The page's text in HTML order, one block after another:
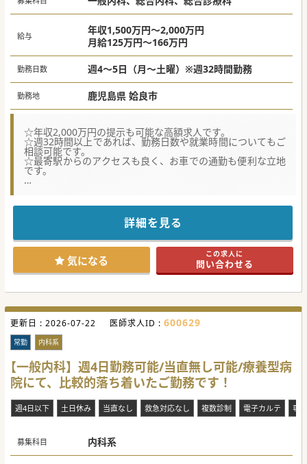
給与
年収1,500万円～2,000万円
月給125万円～166万円
勤務日数 週4～5日（月～土曜）※週32時間勤務
勤務地 鹿児島県 姶良市
☆年収2,000万円の提示も可能な高額求人です。
☆週32時間以上であれば、勤務日数や就業時間についてもご
相談可能です。
☆最寄駅からのアクセスも良く、お車での通勤も便利な立地
です。
力を入れている、地域の中核病院です。
今回、内科の診療体制を強化するため常勤医師を募集してお
当直無のご相談可能で、提携の保育施設もございますので、
子育て中の先生にもオススメです。
ご興味ございましたら、お気軽にお問い合わせください。
詳細を見る
気になる この求人に
問い合わせる
更新日 : 2026-07-22 医師求人ID : 600629
常勤 内科系
【一般内科】週4日勤務可能/当直無し可能/療養型病
院にて、比較的落ち着いたご勤務です！
週4日以下 土日休み 当直なし 救急対応なし 複数診制 電子カルテ 専
募集科目 内科系